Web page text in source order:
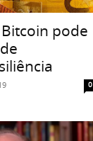
pode
0